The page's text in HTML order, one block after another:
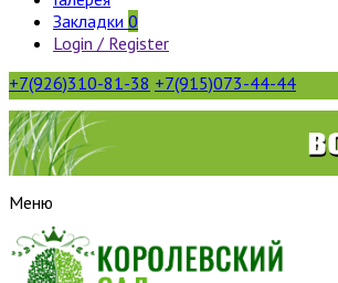
Закладки 0
Login / Register
+7(926)310-81-38 +7(915)073-44-44
Меню